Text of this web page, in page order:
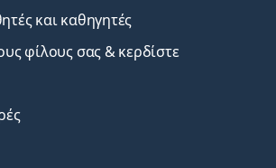
και καθηγητές
φίλους σας & κερδίστε